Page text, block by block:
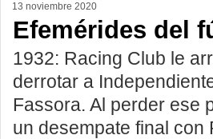
13 noviembre 2020
Efemérides del
1932: Racing Club le
derrotar a
Fassora. Al perder ese
un desempate final con